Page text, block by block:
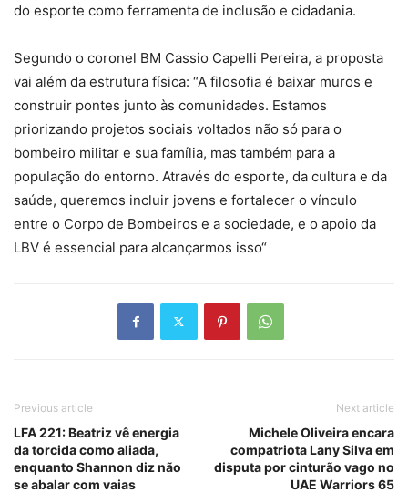
do esporte como ferramenta de inclusão e cidadania.
Segundo o coronel BM Cassio Capelli Pereira, a proposta
vai além da estrutura física: “A filosofia é baixar muros e
construir pontes junto às comunidades. Estamos
priorizando projetos sociais voltados não só para o
bombeiro militar e sua família, mas também para a
população do entorno. Através do esporte, da cultura e da
saúde, queremos incluir jovens e fortalecer o vínculo
entre o Corpo de Bombeiros e a sociedade, e o apoio da
LBV é essencial para alcançarmos isso“
Previous article
LFA 221: Beatriz vê energia
da torcida como aliada,
enquanto Shannon diz não
se abalar com vaias
Next article
Michele Oliveira encara
compatriota Lany Silva em
disputa por cinturão vago no
UAE Warriors 65